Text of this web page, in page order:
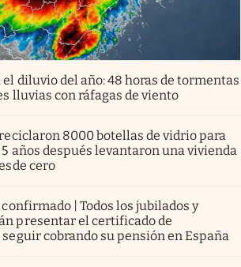
diluvio del año: 48 horas de tormentas
lluvias con ráfagas de viento
8000 botellas de vidrio para
años después levantaron una vivienda
cero
| Todos los jubilados y
presentar el certificado de
cobrando su pensión en España